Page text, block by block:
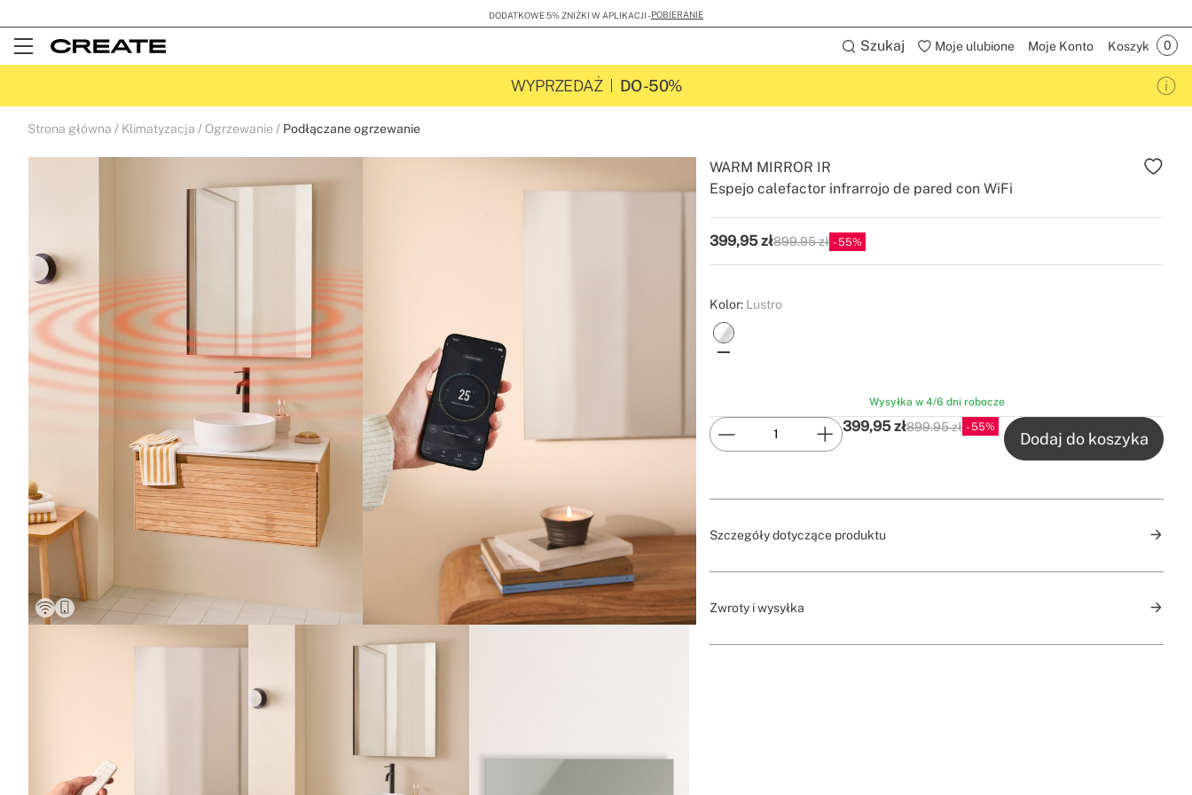
DODATKOWE 5% ZNIŻKI W APLIKACJI -POBIERANIE
Open
Szukaj Moje ulubione Moje Konto Koszyk
WYPRZEDAŻ DO -50%
Strona główna Klimatyzacja Ogrzewanie Podłączane ogrzewanie
Espejo calefactor infrarrojo de pared con WiFi
WARM MIRROR IR
399,95 złP.V.P
899.95 zł 55
Kolor: Lustro
Wysyłka w 4/6 dni robocze
399,95 złP.V.P
899.95 zł 55
Dodaj do koszyka
Szczegóły dotyczące produktu
Zwroty i wysyłka